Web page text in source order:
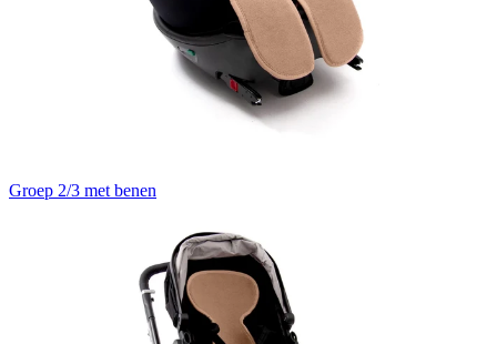
Groep 2/3 met benen